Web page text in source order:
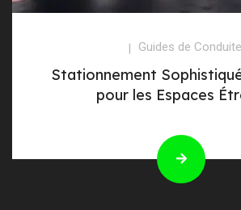
Guides de Conduite
Stationnement
pour les Espaces